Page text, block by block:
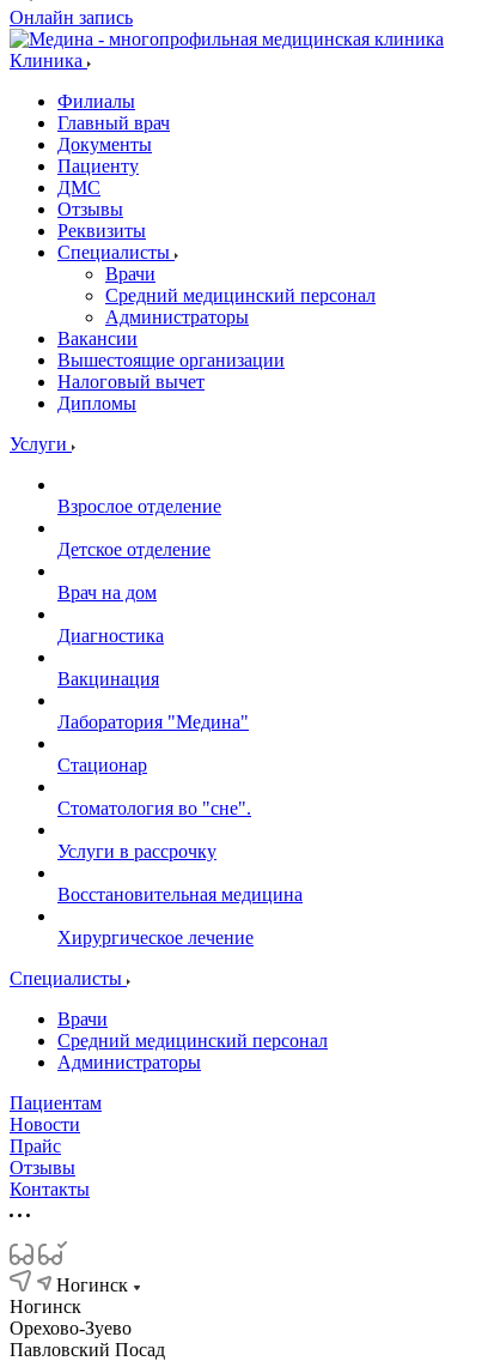
Онлайн запись
Клиника
Филиалы
Главный врач
Документы
Пациенту
ДМС
Отзывы
Реквизиты
Специалисты
Врачи
Средний медицинский персонал
Администраторы
Вакансии
Вышестоящие организации
Налоговый вычет
Дипломы
Услуги
Взрослое отделение
Детское отделение
Врач на дом
Диагностика
Вакцинация
Лаборатория "Медина"
Стационар
Стоматология во "сне".
Услуги в рассрочку
Восстановительная медицина
Хирургическое лечение
Специалисты
Врачи
Средний медицинский персонал
Администраторы
Пациентам
Новости
Прайс
Отзывы
Контакты
Ногинск
Ногинск
Орехово-Зуево
Павловский Посад